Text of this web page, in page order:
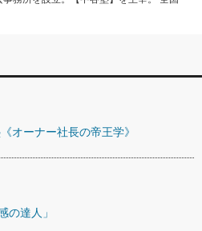
オーナー社長の帝王学》
の達人」